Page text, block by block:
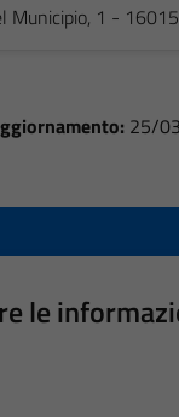
Municipio, 1 -
25/
le